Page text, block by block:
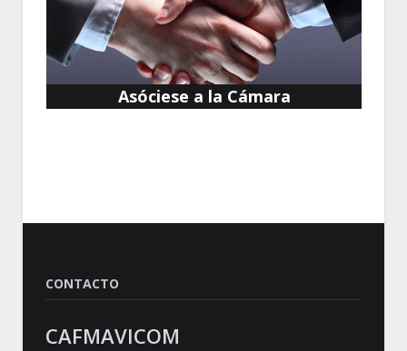
Asóciese a la Cámara
CONTACTO
CAFMAVICOM